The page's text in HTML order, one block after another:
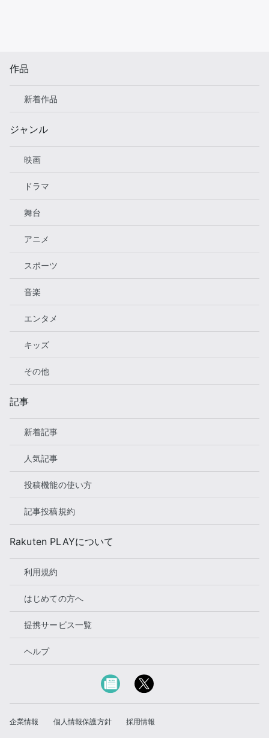
作品
新着作品
ジャンル
映画
ドラマ
舞台
アニメ
スポーツ
音楽
エンタメ
キッズ
その他
記事
新着記事
人気記事
投稿機能の使い方
記事投稿規約
Rakuten PLAYについて
利用規約
はじめての方へ
提携サービス一覧
ヘルプ
企業情報 個人情報保護方針 採用情報